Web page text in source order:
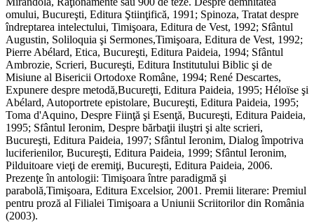
omului, Bucureşti, Editura Ştiinţifică, 1991; Spinoza, Tratat despre
îndreptarea intelectului, Timişoara, Editura de Vest, 1992; Sfântul
Augustin, Soliloquia şi Sermones,Timişoara, Editura de Vest, 1992;
Pierre Abélard, Etica, Bucureşti, Editura Paideia, 1994; Sfântul
Ambrozie, Scrieri, Bucureşti, Editura Institutului Biblic şi de
Misiune al Bisericii Ortodoxe Române, 1994; René Descartes,
Expunere despre metodă,Bucureţti, Editura Paideia, 1995; Héloïse şi
Abélard, Autoportrete epistolare, Bucureşti, Editura Paideia, 1995;
Toma d'Aquino, Despre Fiinţă şi Esenţă, Bucureşti, Editura Paideia,
1995; Sfântul Ieronim, Despre bărbaţii iluştri şi alte scrieri,
Bucureşti, Editura Paideia, 1997; Sfântul Ieronim, Dialog împotriva
luciferienilor, Bucureşti, Editura Paideia, 1999; Sfântul Ieronim,
Pilduitoare vieţi de eremiţi, Bucureşti, Editura Paideia, 2006.
Prezenţe în antologii: Timişoara între paradigmă şi
parabolă,Timişoara, Editura Excelsior, 2001. Premii literare: Premiul
pentru proză al Filialei Timişoara a Uniunii Scriitorilor din România
(2003).